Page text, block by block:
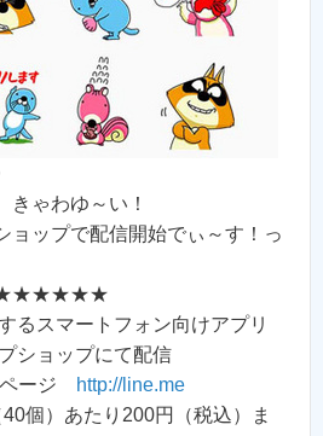
きゃわゆ～い！
ョップで配信開始でぃ～す！っ
★★★★★★
るスマートフォン向けアプリ
ショップにて配信
ページ
http://line.me
個）あたり200円（税込）ま